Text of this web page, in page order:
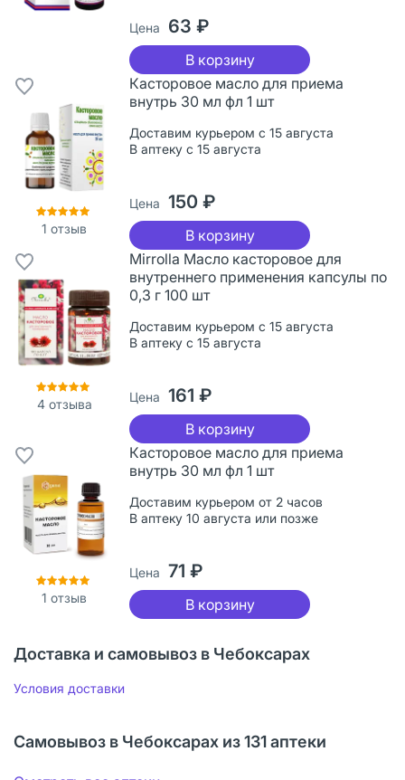
Цена 63 ₽
В корзину
1 отзыв
Касторовое масло для приема
внутрь 30 мл фл 1 шт
Доставим курьером с 15 августа
В аптеку с 15 августа
Цена 150 ₽
В корзину
4отзыва
Mirrolla Масло касторовое для
внутреннего применения капсулы по
0,3 г 100 шт
Доставим курьером с 15 августа
В аптеку с 15 августа
Цена 161 ₽
В корзину
1 отзыв
Касторовое масло для приема
внутрь 30 мл фл 1 шт
Доставим курьером от 2 часов
В аптеку 10 августа или позже
Цена 71 ₽
В корзину
Доставка и самовывоз в Чебоксарах
Условия доставки
Самовывоз в Чебоксарах из 131 аптеки